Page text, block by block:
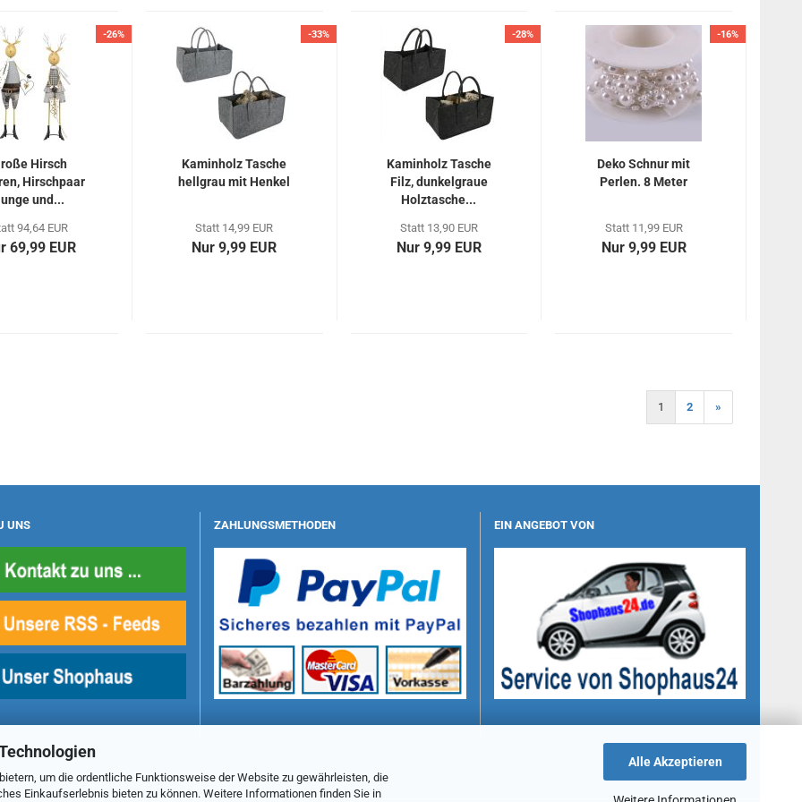
um die ordentliche Funktionsweise der Website zu gewährleisten, die
Einkaufserlebnis bieten zu können. Weitere Informationen finden Sie in
Alle Akzeptieren
-26%
Hirsch
Hirschpaar
und...
94,64 EUR
69,99 EUR
-33%
Kaminholz Tasche
hellgrau mit Henkel
Statt 14,99 EUR
Nur 9,99 EUR
-28%
Kaminholz Tasche
Filz, dunkelgraue
Holztasche...
Statt 13,90 EUR
Nur 9,99 EUR
-16%
Deko Schnur mit
Perlen. 8 Meter
Statt 11,99 EUR
Nur 9,99 EUR
1 2 »
UNS ZAHLUNGSMETHODEN EIN ANGEBOT VON